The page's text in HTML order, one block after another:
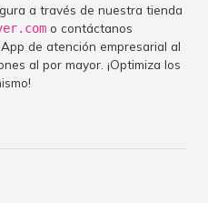
a través de nuestra tienda
o contáctanos
de atención empresarial al
al por mayor. ¡Optimiza los